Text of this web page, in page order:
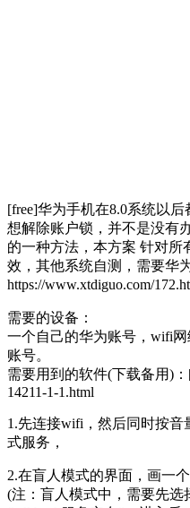
[free]华为手机在8.0系统以
想解除账户锁，并不是没有
的一种方法，本方案 针对所
效，其他系统自测，需要华
https://www.xtdiguo.com/
需要的设备：
一个自己的华为账号，wifi
账号。
需要用到的软件(下载备用)：
14211-1-1.html
1.先连接wifi，然后同时按
式服务，
2.在盲人模式的界面，画一
(注：盲人模式中，需要先